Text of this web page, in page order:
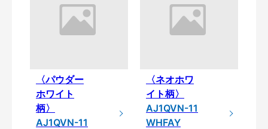
〈パウダー
ホワイト
柄〉
AJ1QVN-11
〈ネオホワ
イト柄〉
AJ1QVN-11
WHFAY